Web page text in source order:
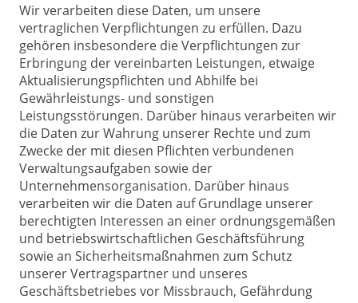
Wir verarbeiten diese Daten, um unsere
vertraglichen Verpflichtungen zu erfüllen. Dazu
gehören insbesondere die Verpflichtungen zur
Erbringung der vereinbarten Leistungen, etwaige
Aktualisierungspflichten und Abhilfe bei
Gewährleistungs- und sonstigen
Leistungsstörungen. Darüber hinaus verarbeiten wir
die Daten zur Wahrung unserer Rechte und zum
Zwecke der mit diesen Pflichten verbundenen
Verwaltungsaufgaben sowie der
Unternehmensorganisation. Darüber hinaus
verarbeiten wir die Daten auf Grundlage unserer
berechtigten Interessen an einer ordnungsgemäßen
und betriebswirtschaftlichen Geschäftsführung
sowie an Sicherheitsmaßnahmen zum Schutz
unserer Vertragspartner und unseres
Geschäftsbetriebes vor Missbrauch, Gefährdung